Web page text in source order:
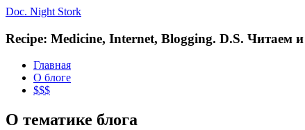
Doc. Night Stork
Recipe: Medicine, Internet, Blogging. D.S. Читаем
Главная
О блоге
$$$
О тематике блога